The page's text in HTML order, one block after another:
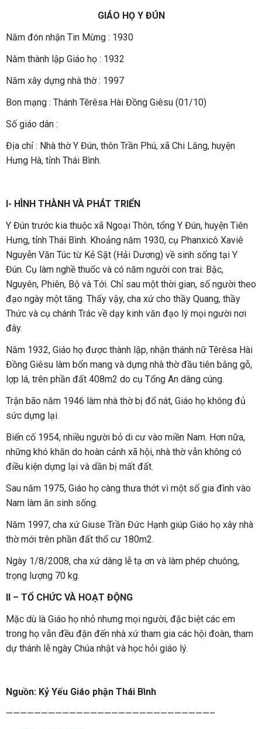
GIÁO HỌ Y ĐÚN
Năm đón nhận Tin Mừng : 1930
Năm thành lập Giáo họ : 1932
Năm xây dựng nhà thờ : 1997
Bon mạng : Thánh Têrêsa Hài Đồng Giêsu (01/10)
Số giáo dân :
Địa chỉ : Nhà thờ Y Đún, thôn Trần Phú, xã Chi Lăng, huyện
Hưng Hà, tỉnh Thái Bình.
I- HÌNH THÀNH VÀ PHÁT TRIỂN
Y Đún trước kia thuộc xã Ngoại Thôn, tổng Y Đún, huyện Tiên
Hưng, tỉnh Thái Bình. Khoảng năm 1930, cụ Phanxicô Xaviê
Nguyễn Văn Túc từ Kẻ Sặt (Hải Dương) về sinh sống tại Y
Đún. Cụ làm nghề thuốc và có năm người con trai: Bậc,
Nguyên, Phiên, Bộ và Tới. Chỉ sau một thời gian, số người theo
đạo ngày một tăng. Thấy vậy, cha xứ cho thầy Quang, thầy
Thức và cụ chánh Trác về dạy kinh văn đạo lý mọi người nơi
đây.
Năm 1932, Giáo họ được thành lập, nhận thánh nữ Têrêsa Hài
Đồng Giêsu làm bổn mang và dựng nhà thờ đầu tiên bằng gỗ,
lợp lá, trên phần đất 408m2 do cụ Tổng An dâng cúng.
Trận bão năm 1946 làm nhà thờ bị đổ nát, Giáo họ không đủ
sức dựng lại.
Biến cố 1954, nhiều người bỏ di cư vào miền Nam. Hơn nữa,
những khó khăn do hoàn cảnh xã hội, nhà thờ vẫn không có
điều kiện dựng lại và dần bị mất đất.
Sau năm 1975, Giáo họ càng thưa thớt vì một số gia đình vào
Nam làm ăn sinh sống.
Năm 1997, cha xứ Giuse Trần Đức Hạnh giúp Giáo họ xây nhà
thờ mới trên phần đất thổ cư 180m2.
Ngày 1/8/2008, cha xứ dâng lễ tạ ơn và làm phép chuông,
trọng lượng 70 kg.
II – TỔ CHỨC VÀ HOẠT ĐỘNG
Mặc dù là Giáo họ nhỏ nhưng mọi người, đặc biệt các em
trong họ vẫn đều đặn đến nhà xứ tham gia các hội đoàn, tham
dự thánh lễ ngày Chúa nhật và học hỏi giáo lý.
Nguồn: Kỷ Yếu Giáo phận Thái Bình
—————————————————————————————–